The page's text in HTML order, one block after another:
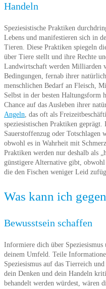
Handeln
Speziesistische Praktiken
Lebens und manifestieren sich in
Tieren. Diese Praktiken spiegeln
über Tiere stellt und ihre Rechte
Landwirtschaft werden Milliarden
Bedingungen, fernab ihrer
menschlichen Bedarf an Fleisch,
Selbst in der besten Haltungsform
Chance auf das Ausleben ihrer
Angeln, das oft als
speziesistischen Praktiken
Sauerstoffenzug oder Totschlagen
obwohl es in Wahrheit mit
Praktiken werden nur deshalb als
günstigere Alternative gibt,
die den Fischen weniger Leid
Was kann ich
Bewusstsein schaffen
Informiere dich über Speziesismus
deinem Umfeld. Teile
Speziesismus auf das Tierreich
dein Denken und dein Handeln
behandelt werden würdest, wären